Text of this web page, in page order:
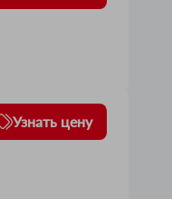
Узнать цену